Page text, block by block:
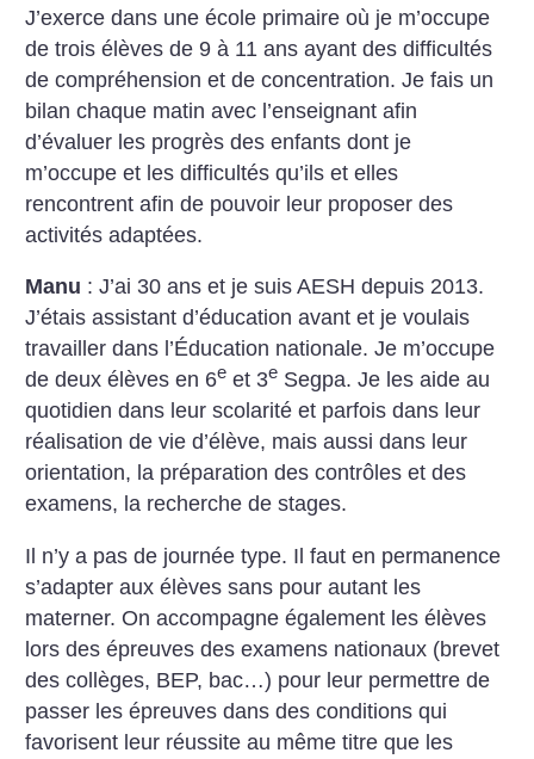
J’exerce dans une école primaire où je m’occupe
de trois élèves de 9 à 11 ans ayant des difficultés
de compréhension et de concentration. Je fais un
bilan chaque matin avec l’enseignant afin
d’évaluer les progrès des enfants dont je
m’occupe et les difficultés qu’ils et elles
rencontrent afin de pouvoir leur proposer des
activités adaptées.
Manu : J’ai 30 ans et je suis AESH depuis 2013.
J’étais assistant d’éducation avant et je voulais
travailler dans l’Éducation nationale. Je m’occupe
de deux élèves en 6e et 3e Segpa. Je les aide au
quotidien dans leur scolarité et parfois dans leur
réalisation de vie d’élève, mais aussi dans leur
orientation, la préparation des contrôles et des
examens, la recherche de stages.
Il n’y a pas de journée type. Il faut en permanence
s’adapter aux élèves sans pour autant les
materner. On accompagne également les élèves
lors des épreuves des examens nationaux (brevet
des collèges, BEP, bac…) pour leur permettre de
passer les épreuves dans des conditions qui
favorisent leur réussite au même titre que les